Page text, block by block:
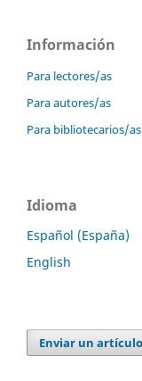
Información
Para lectores/as
Para autores/as
Para bibliotecarios/as
Idioma
Español (España)
English
Enviar un artículo